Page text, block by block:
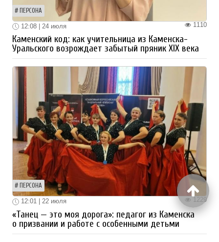
ПЕРСОНА
1110
12:08 | 24 июля
Каменский код: как учительница из Каменска-
Уральского возрождает забытый пряник XIX века
ПЕРСОНА
1229
12:01 | 22 июля
«Танец — это моя дорога»: педагог из Каменска
о призвании и работе с особенными детьми